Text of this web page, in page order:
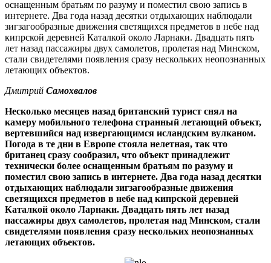
оснащенным братьям по разуму и поместил свою запись в
интернете. Два года назад десятки отдыхающих наблюдали
зигзагообразные движения светящихся предметов в небе над
кипрской деревней Каталкой около Ларнаки. Двадцать пять
лет назад пассажиры двух самолетов, пролетая над Минском,
стали свидетелями появления сразу нескольких неопознанных
летающих объектов.
Дмитрий Самохвалов
Несколько месяцев назад британский турист снял на
камеру мобильного телефона странный летающий объект,
вертевшийся над извергающимся исландским вулканом.
Погода в те дни в Европе стояла нелетная, так что
британец сразу сообразил, что объект принадлежит
технически более оснащенным братьям по разуму и
поместил свою запись в интернете. Два года назад десятки
отдыхающих наблюдали зигзагообразные движения
светящихся предметов в небе над кипрской деревней
Каталкой около Ларнаки. Двадцать пять лет назад
пассажиры двух самолетов, пролетая над Минском, стали
свидетелями появления сразу нескольких неопознанных
летающих объектов.